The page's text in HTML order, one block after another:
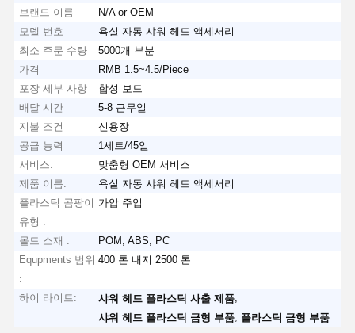
브랜드 이름
N/A or OEM
모델 번호
욕실 자동 샤워 헤드 액세서리
최소 주문 수량
5000개 부분
가격
RMB 1.5~4.5/Piece
포장 세부 사항
합성 보드
배달 시간
5-8 근무일
지불 조건
신용장
공급 능력
1세트/45일
서비스:
맞춤형 OEM 서비스
제품 이름:
욕실 자동 샤워 헤드 액세서리
플라스틱 곰팡이
유형 :
가압 주입
몰드 소재 :
POM, ABS, PC
Equpments 범위
:
400 톤 내지 2500 톤
하이 라이트: 샤워 헤드 플라스틱 사출 제품
샤워 헤드 플라스틱 금형 부품 플라스틱 금형 부품